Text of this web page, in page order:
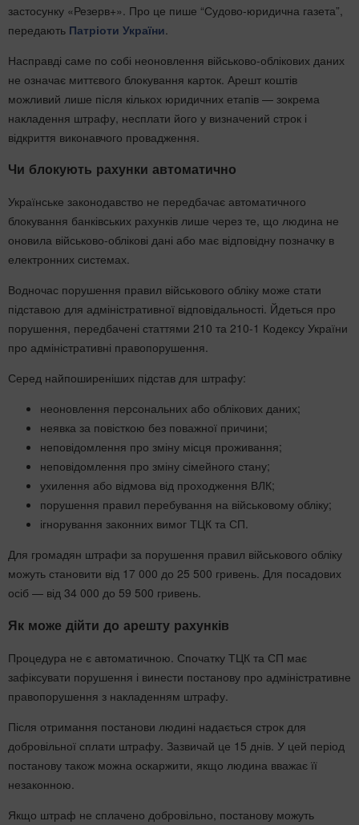
застосунку «Резерв+». Про це пише “Судово-юридична газета”,
передають Патріоти України
Насправді саме по собі неоновлення військово-облікових даних
не означає миттєвого блокування карток. Арешт коштів
можливий лише після кількох юридичних етапів — зокрема
накладення штрафу, несплати його у визначений строк і
відкриття виконавчого провадження.
Чи блокують рахунки автоматично
Українське законодавство не передбачає автоматичного
блокування банківських рахунків лише через те, що людина не
оновила військово-облікові дані або має відповідну позначку в
електронних системах.
Водночас порушення правил військового обліку може стати
підставою для адміністративної відповідальності. Йдеться про
порушення, передбачені статтями 210 та 210-1 Кодексу України
про адміністративні правопорушення.
Серед найпоширеніших підстав для штрафу:
неоновлення персональних або облікових даних;
неявка за повісткою без поважної причини;
неповідомлення про зміну місця проживання;
неповідомлення про зміну сімейного стану;
ухилення або відмова від проходження ВЛК;
порушення правил перебування на військовому обліку;
ігнорування законних вимог ТЦК та СП.
Для громадян штрафи за порушення правил військового обліку
можуть становити від 17 000 до 25 500 гривень. Для посадових
осіб — від 34 000 до 59 500 гривень.
Як може дійти до арешту рахунків
Процедура не є автоматичною. Спочатку ТЦК та СП має
зафіксувати порушення і винести постанову про адміністративне
правопорушення з накладенням штрафу.
Після отримання постанови людині надається строк для
добровільної сплати штрафу. Зазвичай це 15 днів. У цей період
постанову також можна оскаржити, якщо людина вважає її
незаконною.
Якщо штраф не сплачено добровільно, постанову можуть